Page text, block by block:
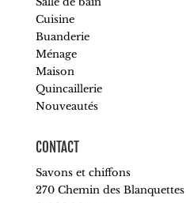
Cuisine
Buanderie
Ménage
Maison
Quincaillerie
Nouveautés
CONTACT
Savons et chiffons
270 Chemin des Blanquettes